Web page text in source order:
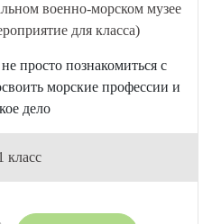
военно-морском музее
для класса)
просто познакомиться с
морские профессии и
дело
класс